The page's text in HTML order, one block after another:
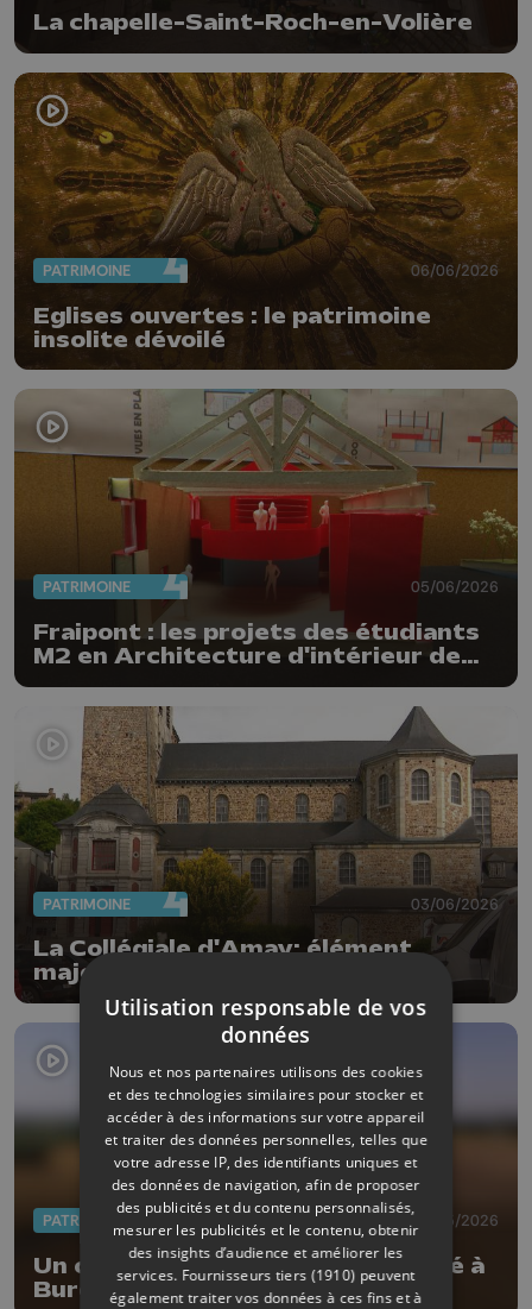
La chapelle-Saint-Roch-en-Volière
PATRIMOINE 06/06/2026
Eglises ouvertes : le patrimoine
insolite dévoilé
PATRIMOINE 05/06/2026
Fraipont : les projets des étudiants
M2 en Architecture d'intérieur de
PATRIMOINE 03/06/2026
La Collégiale d'Amay: élément
majeur du patrimoine
PATRIMOINE 27/05/2026
Un carnet du Patrimoine consacré à
Burdinne
Utilisation responsable de vos
données
Nous et nos partenaires utilisons des cookies
et des technologies similaires pour stocker et
accéder à des informations sur votre appareil
et traiter des données personnelles, telles que
votre adresse IP, des identifiants uniques et
des données de navigation, afin de proposer
des publicités et du contenu personnalisés,
mesurer les publicités et le contenu, obtenir
des insights d’audience et améliorer les
services. Fournisseurs tiers (1910) peuvent
également traiter vos données à ces fins et à